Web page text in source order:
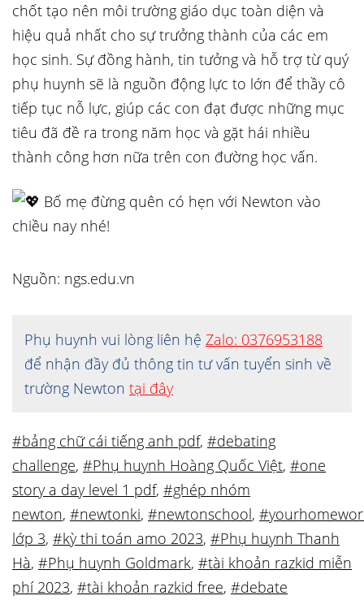
chốt tạo nên môi trường giáo dục toàn diện và
hiệu quả nhất cho sự trưởng thành của các em
học sinh. Sự đồng hành, tin tưởng và hỗ trợ từ quý
phụ huynh sẽ là nguồn động lực to lớn để thầy cô
tiếp tục nỗ lực, giúp các con đạt được những mục
tiêu đã đề ra trong năm học và gặt hái nhiều
thành công hơn nữa trên con đường học vấn.
Bố mẹ đừng quên có hẹn với Newton vào
chiều nay nhé!
Nguồn: ngs.edu.vn
Phụ huynh vui lòng liên hệ Zalo: 0376953188
để nhận đầy đủ thông tin tư vấn tuyển sinh về
trường Newton tại đây
#bảng chữ cái tiếng anh pdf, #debating
challenge, #Phụ huynh Hoàng Quốc Việt, #one
story a day level 1 pdf, #ghép nhóm
newton, #newtonki, #newtonschool,
lớp 3, #kỳ thi toán amo 2023, #Phụ huynh Thanh
Hà, #Phụ huynh Goldmark, #tài khoản razkid miễn
phí 2023, #tài khoản razkid free, #debate